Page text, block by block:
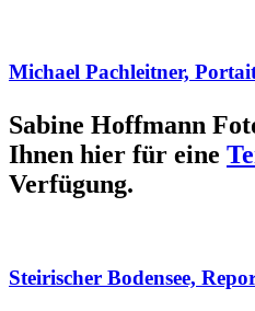
Michael Pachleitner,
Sabine Hoffmann
Ihnen hier für eine
Verfügung.
Steirischer Bodensee,